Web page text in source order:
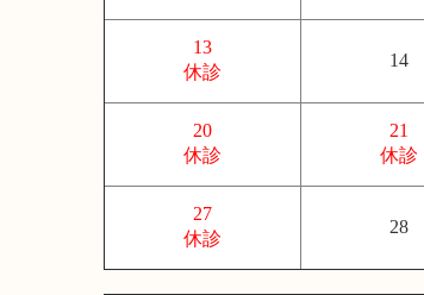
13
休診
14
20
休診
21
休診
27
休診
28